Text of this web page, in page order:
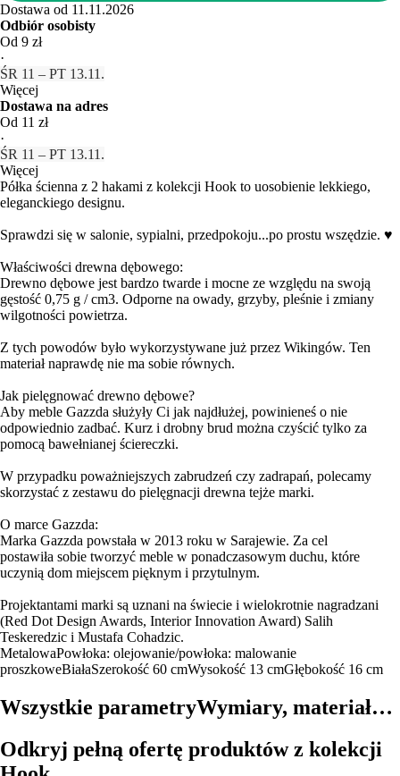
Dostawa od 11.11.2026
Odbiór osobisty
Od 9 zł
·
ŚR 11 – PT 13.11.
Więcej
Dostawa na adres
Od 11 zł
·
ŚR 11 – PT 13.11.
Więcej
Półka ścienna z 2 hakami z kolekcji Hook to uosobienie lekkiego,
eleganckiego designu.
Sprawdzi się w salonie, sypialni, przedpokoju...po prostu wszędzie. ♥
Właściwości drewna dębowego:
Drewno dębowe jest bardzo twarde i mocne ze względu na swoją
gęstość 0,75 g / cm3. Odporne na owady, grzyby, pleśnie i zmiany
wilgotności powietrza.
Z tych powodów było wykorzystywane już przez Wikingów. Ten
materiał naprawdę nie ma sobie równych.
Jak pielęgnować drewno dębowe?
Aby meble Gazzda służyły Ci jak najdłużej, powinieneś o nie
odpowiednio zadbać. Kurz i drobny brud można czyścić tylko za
pomocą bawełnianej ściereczki.
W przypadku poważniejszych zabrudzeń czy zadrapań, polecamy
skorzystać z zestawu do pielęgnacji drewna tejże marki.
O marce Gazzda:
Marka Gazzda powstała w 2013 roku w Sarajewie. Za cel
postawiła sobie tworzyć meble w ponadczasowym duchu, które
uczynią dom miejscem pięknym i przytulnym.
Projektantami marki są uznani na świecie i wielokrotnie nagradzani
(Red Dot Design Awards, Interior Innovation Award) Salih
Teskeredzic i Mustafa Cohadzic.
MetalowaPowłoka: olejowanie/powłoka: malowanie
proszkoweBiałaSzerokość 60 cmWysokość 13 cmGłębokość 16 cm
Wszystkie parametryWymiary, materiał…
Odkryj pełną ofertę produktów z kolekcji